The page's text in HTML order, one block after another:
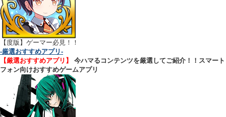
【 度版】ゲーマー必見！！
-厳選おすすめアプリ-
【厳選おすすめアプリ】
今ハマるコンテンツを厳選してご紹介！！スマート
フォン向けおすすめゲームアプリ